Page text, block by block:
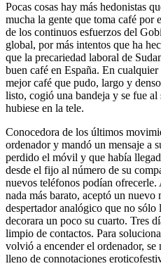
Pocas cosas hay más hedonistas
mucha la gente que toma café por
de los continuos esfuerzos del
global, por más intentos que ha
que la precariedad laboral de
buen café en España. En
mejor café que pudo, largo y
listo, cogió una bandeja y se fue
hubiese en la tele.
Conocedora de los últimos
ordenador y mandó un mensaje a
perdido el móvil y que había
desde el fijo al número de su
nuevos teléfonos podían ofrecerle.
nada más barato, aceptó un
despertador analógico que no sólo
decorara un poco su cuarto. Tres
limpio de contactos. Para
volvió a encender el ordenador,
lleno de connotaciones